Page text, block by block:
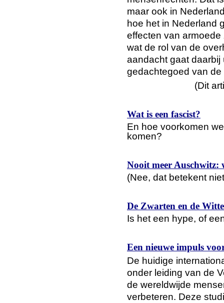
maar ook in
hoe het in Nederland
effecten van
wat de rol van de
aandacht gaat
gedachtegoed van
(Dit
Wat is een fascist?
En hoe voorkomen
komen?
Nooit meer Auschwitz:
(Nee, dat betekent
De Zwarten en de
Is het een hype, of
Een nieuwe impuls
De huidige
onder leiding van de
de wereldwijde
verbeteren. Deze